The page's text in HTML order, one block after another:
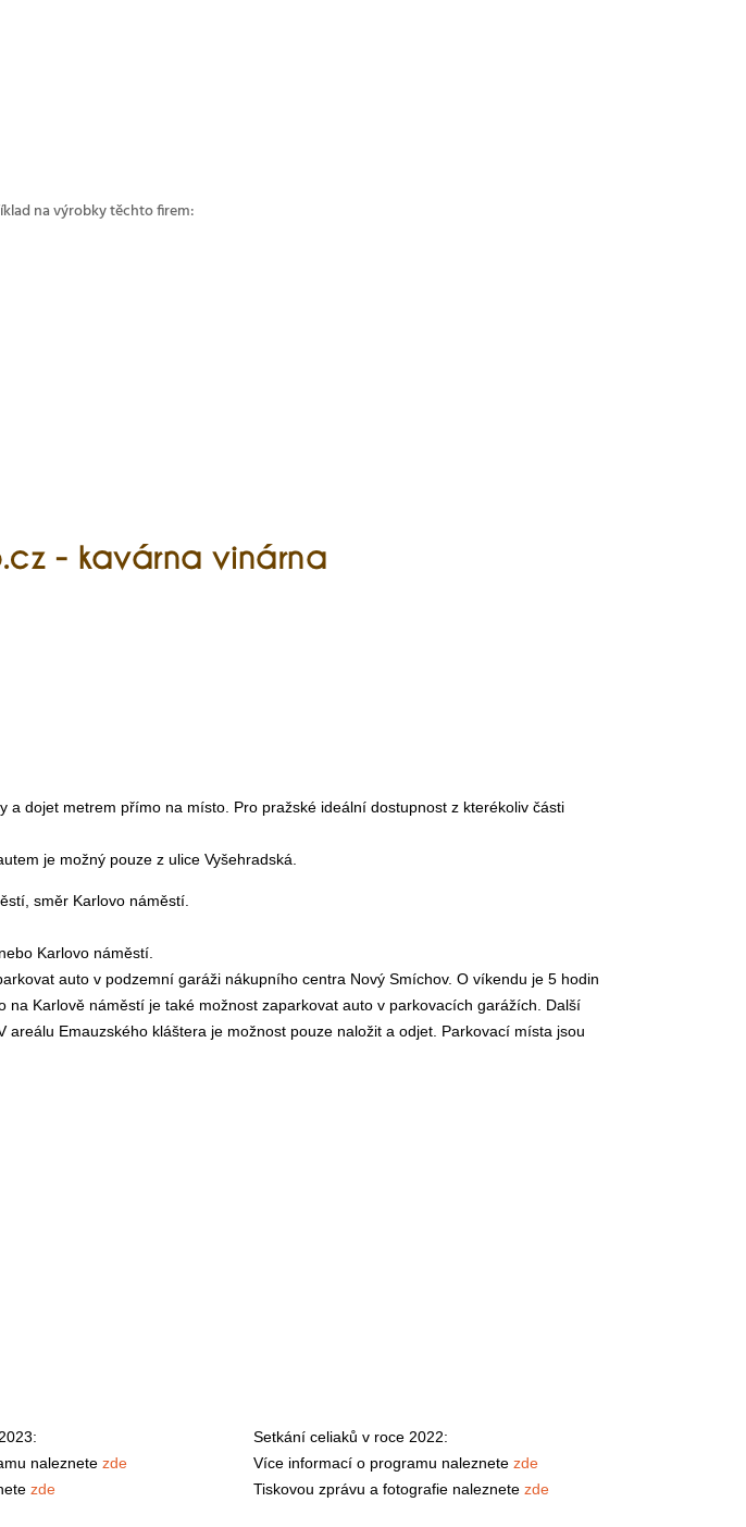
na výrobky těchto firem:
dojet metrem přímo na místo. Pro pražské ideální dostupnost z kterékoliv části
je možný pouze z ulice Vyšehradská.
směr Karlovo náměstí.
Karlovo náměstí.
auto v podzemní garáži nákupního centra Nový Smíchov. O víkendu je 5 hodin
Karlově náměstí je také možnost zaparkovat auto v parkovacích garážích. Další
areálu Emauzského kláštera je možnost pouze naložit a odjet. Parkovací místa jsou
naleznete zde
zde
Setkání celiaků v roce 2022:
Více informací o programu naleznete zde
Tiskovou zprávu a fotografie naleznete zde